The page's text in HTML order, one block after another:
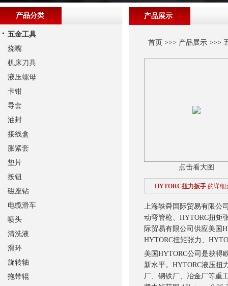
产品展示
首页 >>> 产品展示>>>
点击看大图
HYTORC扭力扳手 的详细
上海轶舜国际贸易有限公
动弯管枪、HYTORC扭矩
际贸易有限公司供应美国
HYTORC扭矩张力、
美国HYTORC公司是获得
新水平。HYTORC液压扭
厂、钢铁厂、冶金厂等重
产品分类
五金工具
烧嘴
机床刀具
液压螺母
卡钳
导套
油封
接线盒
胀紧套
垫片
按钮
磁座钻
电缆滑车
喷头
清洗液
滑环
旋转轴
拖带辊